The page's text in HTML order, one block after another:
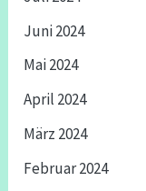
Juni 2024
Mai 2024
April 2024
März 2024
Februar 2024